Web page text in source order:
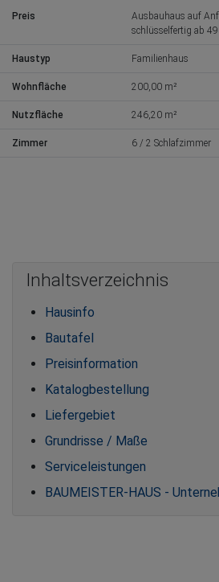
Preis
Ausbauhaus auf
schlüsselfertig ab
Haustyp Familienhaus
Wohnfläche 200,00 m²
Nutzfläche 246,20 m²
Zimmer 6 / 2 Schlafzimmer
Inhaltsverzeichnis
Hausinfo
Bautafel
Preisinformation
Katalogbestellung
Liefergebiet
Grundrisse / Maße
Serviceleistungen
BAUMEISTER-HAUS -